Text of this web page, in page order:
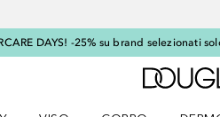
DAYS! -25% su brand selezionati